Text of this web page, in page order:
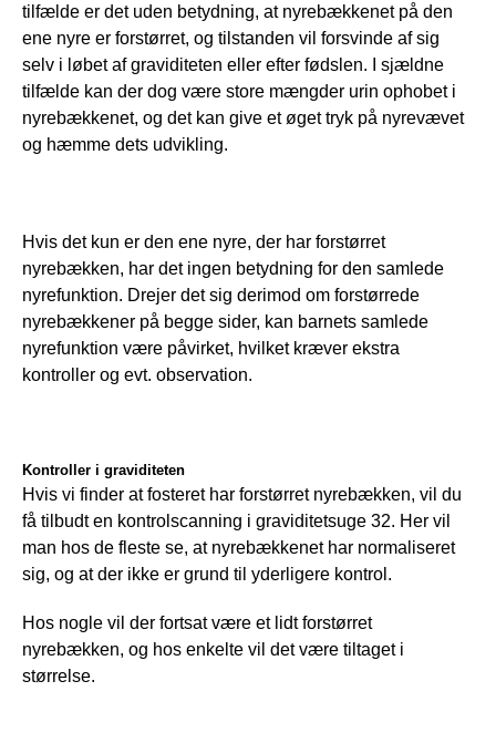
tilfælde er det uden betydning, at nyrebækkenet på den
ene nyre er forstørret, og tilstanden vil forsvinde af sig
selv i løbet af graviditeten eller efter fødslen. I sjældne
tilfælde kan der dog være store mængder urin ophobet i
nyrebækkenet, og det kan give et øget tryk på nyrevævet
og hæmme dets udvikling.
Hvis det kun er den ene nyre, der har forstørret
nyrebækken, har det ingen betydning for den samlede
nyrefunktion. Drejer det sig derimod om forstørrede
nyrebækkener på begge sider, kan barnets samlede
nyrefunktion være påvirket, hvilket kræver ekstra
kontroller og evt. observation.
Kontroller i graviditeten
Hvis vi finder at fosteret har forstørret nyrebækken, vil du
få tilbudt en kontrolscanning i graviditetsuge 32. Her vil
man hos de fleste se, at nyrebækkenet har normaliseret
sig, og at der ikke er grund til yderligere kontrol.
Hos nogle vil der fortsat være et lidt forstørret
nyrebækken, og hos enkelte vil det være tiltaget i
størrelse.